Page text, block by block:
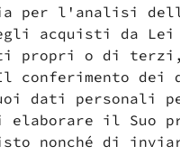
per l'analisi
acquisti da
propri o di terzi,
conferimento dei
dati
elaborare il Suo
nonché di
il